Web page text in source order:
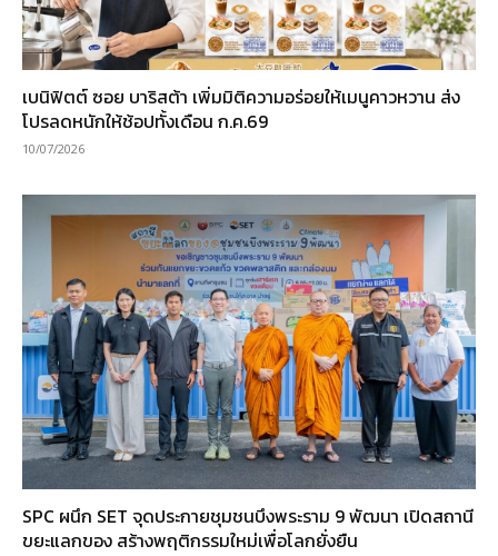
เบนิฟิตต์ ซอย บาริสต้า เพิ่มมิติความอร่อยให้เมนูคาวหวาน ส่ง
โปรลดหนักให้ช้อปทั้งเดือน ก.ค.69
10/07/2026
SPC ผนึก SET จุดประกายชุมชนบึงพระราม 9 พัฒนา เปิดสถานี
ขยะแลกของ สร้างพฤติกรรมใหม่เพื่อโลกยั่งยืน